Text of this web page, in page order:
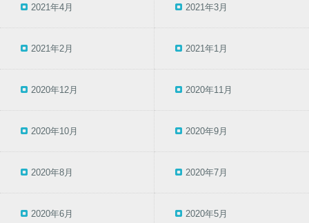
2021年4月 2021年3月
2021年2月 2021年1月
2020年12月 2020年11月
2020年10月 2020年9月
2020年8月 2020年7月
2020年6月 2020年5月